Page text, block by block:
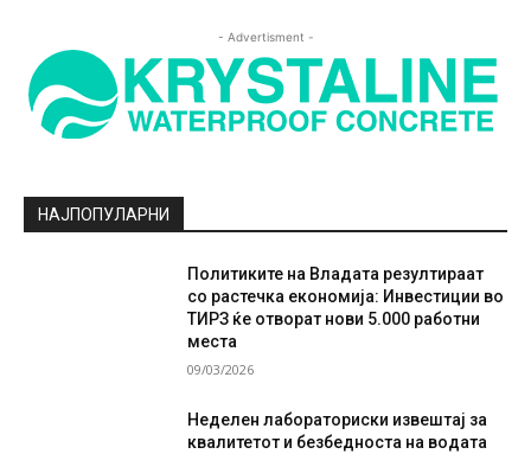
- Advertisment -
НАЈПОПУЛАРНИ
Политиките на Владата резултираат
со растечка економија: Инвестиции во
ТИРЗ ќе отворат нови 5.000 работни
места
09/03/2026
Неделен лабораториски извештај за
квалитетот и безбедноста на водата